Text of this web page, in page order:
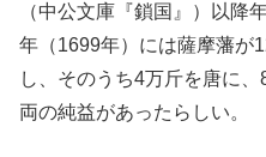
（中公文庫『鎖国』）以降
年（1699年）には薩摩藩が
し、そのうち4万斤を唐に
両の純益があったらしい。